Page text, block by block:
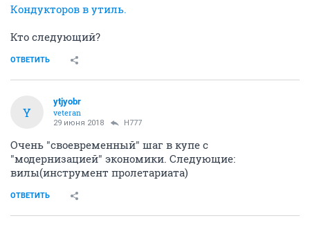
Кондукторов в утиль.
Кто следующий?
ОТВЕТИТЬ
Y
ytjyobr
veteran
29 июня 2018 H777
Очень "своевременный" шаг в купе с
"модернизацией" экономики. Следующие:
вилы(инструмент пролетариата)
ОТВЕТИТЬ